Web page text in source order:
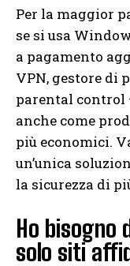
Per la maggior
se si usa
a pagamento
VPN, gestore di
parental control
anche come
più economici.
un’unica
la sicurezza di
Ho bisogno
solo siti